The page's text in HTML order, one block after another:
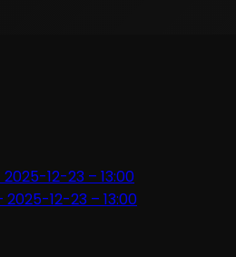
12-23 – 13:00
12-23 – 13:00